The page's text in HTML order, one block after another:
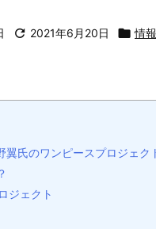
 2021年6月20日  情
翼氏のワンピースプロジェ
ジェクト